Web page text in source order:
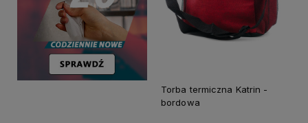
Torba termiczna Katrin -
bordowa